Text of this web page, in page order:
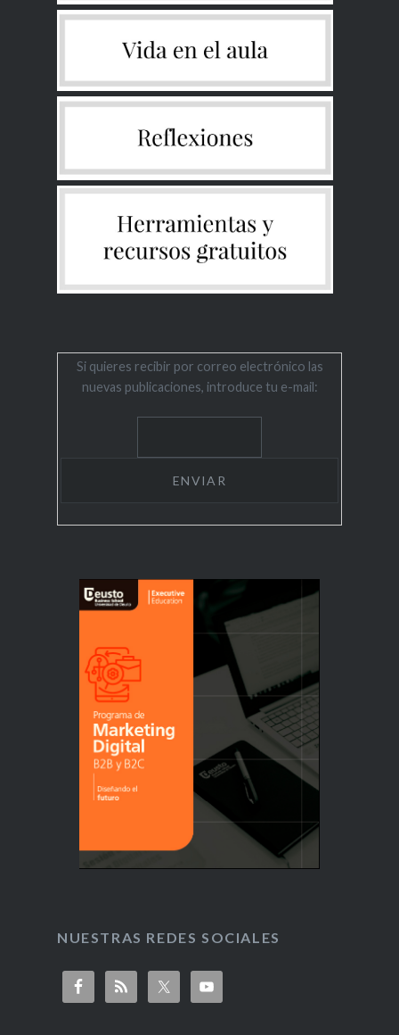
Si quieres recibir por correo electrónico las
nuevas publicaciones, introduce tu e-mail:
NUESTRAS REDES SOCIALES